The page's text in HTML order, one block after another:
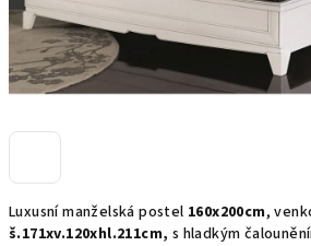
Luxusní manželská postel 160x200cm,
š.171xv.120xhl.211cm, s hladkým